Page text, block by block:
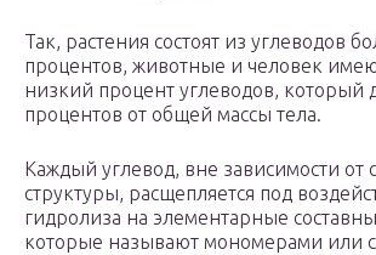
Так, растения состоят из углеводов
процентов, животные и человек
низкий процент углеводов, который
процентов от общей массы тела.
Каждый углевод, вне зависимости от
структуры, расщепляется под
гидролиза на элементарные
которые называют мономерами или